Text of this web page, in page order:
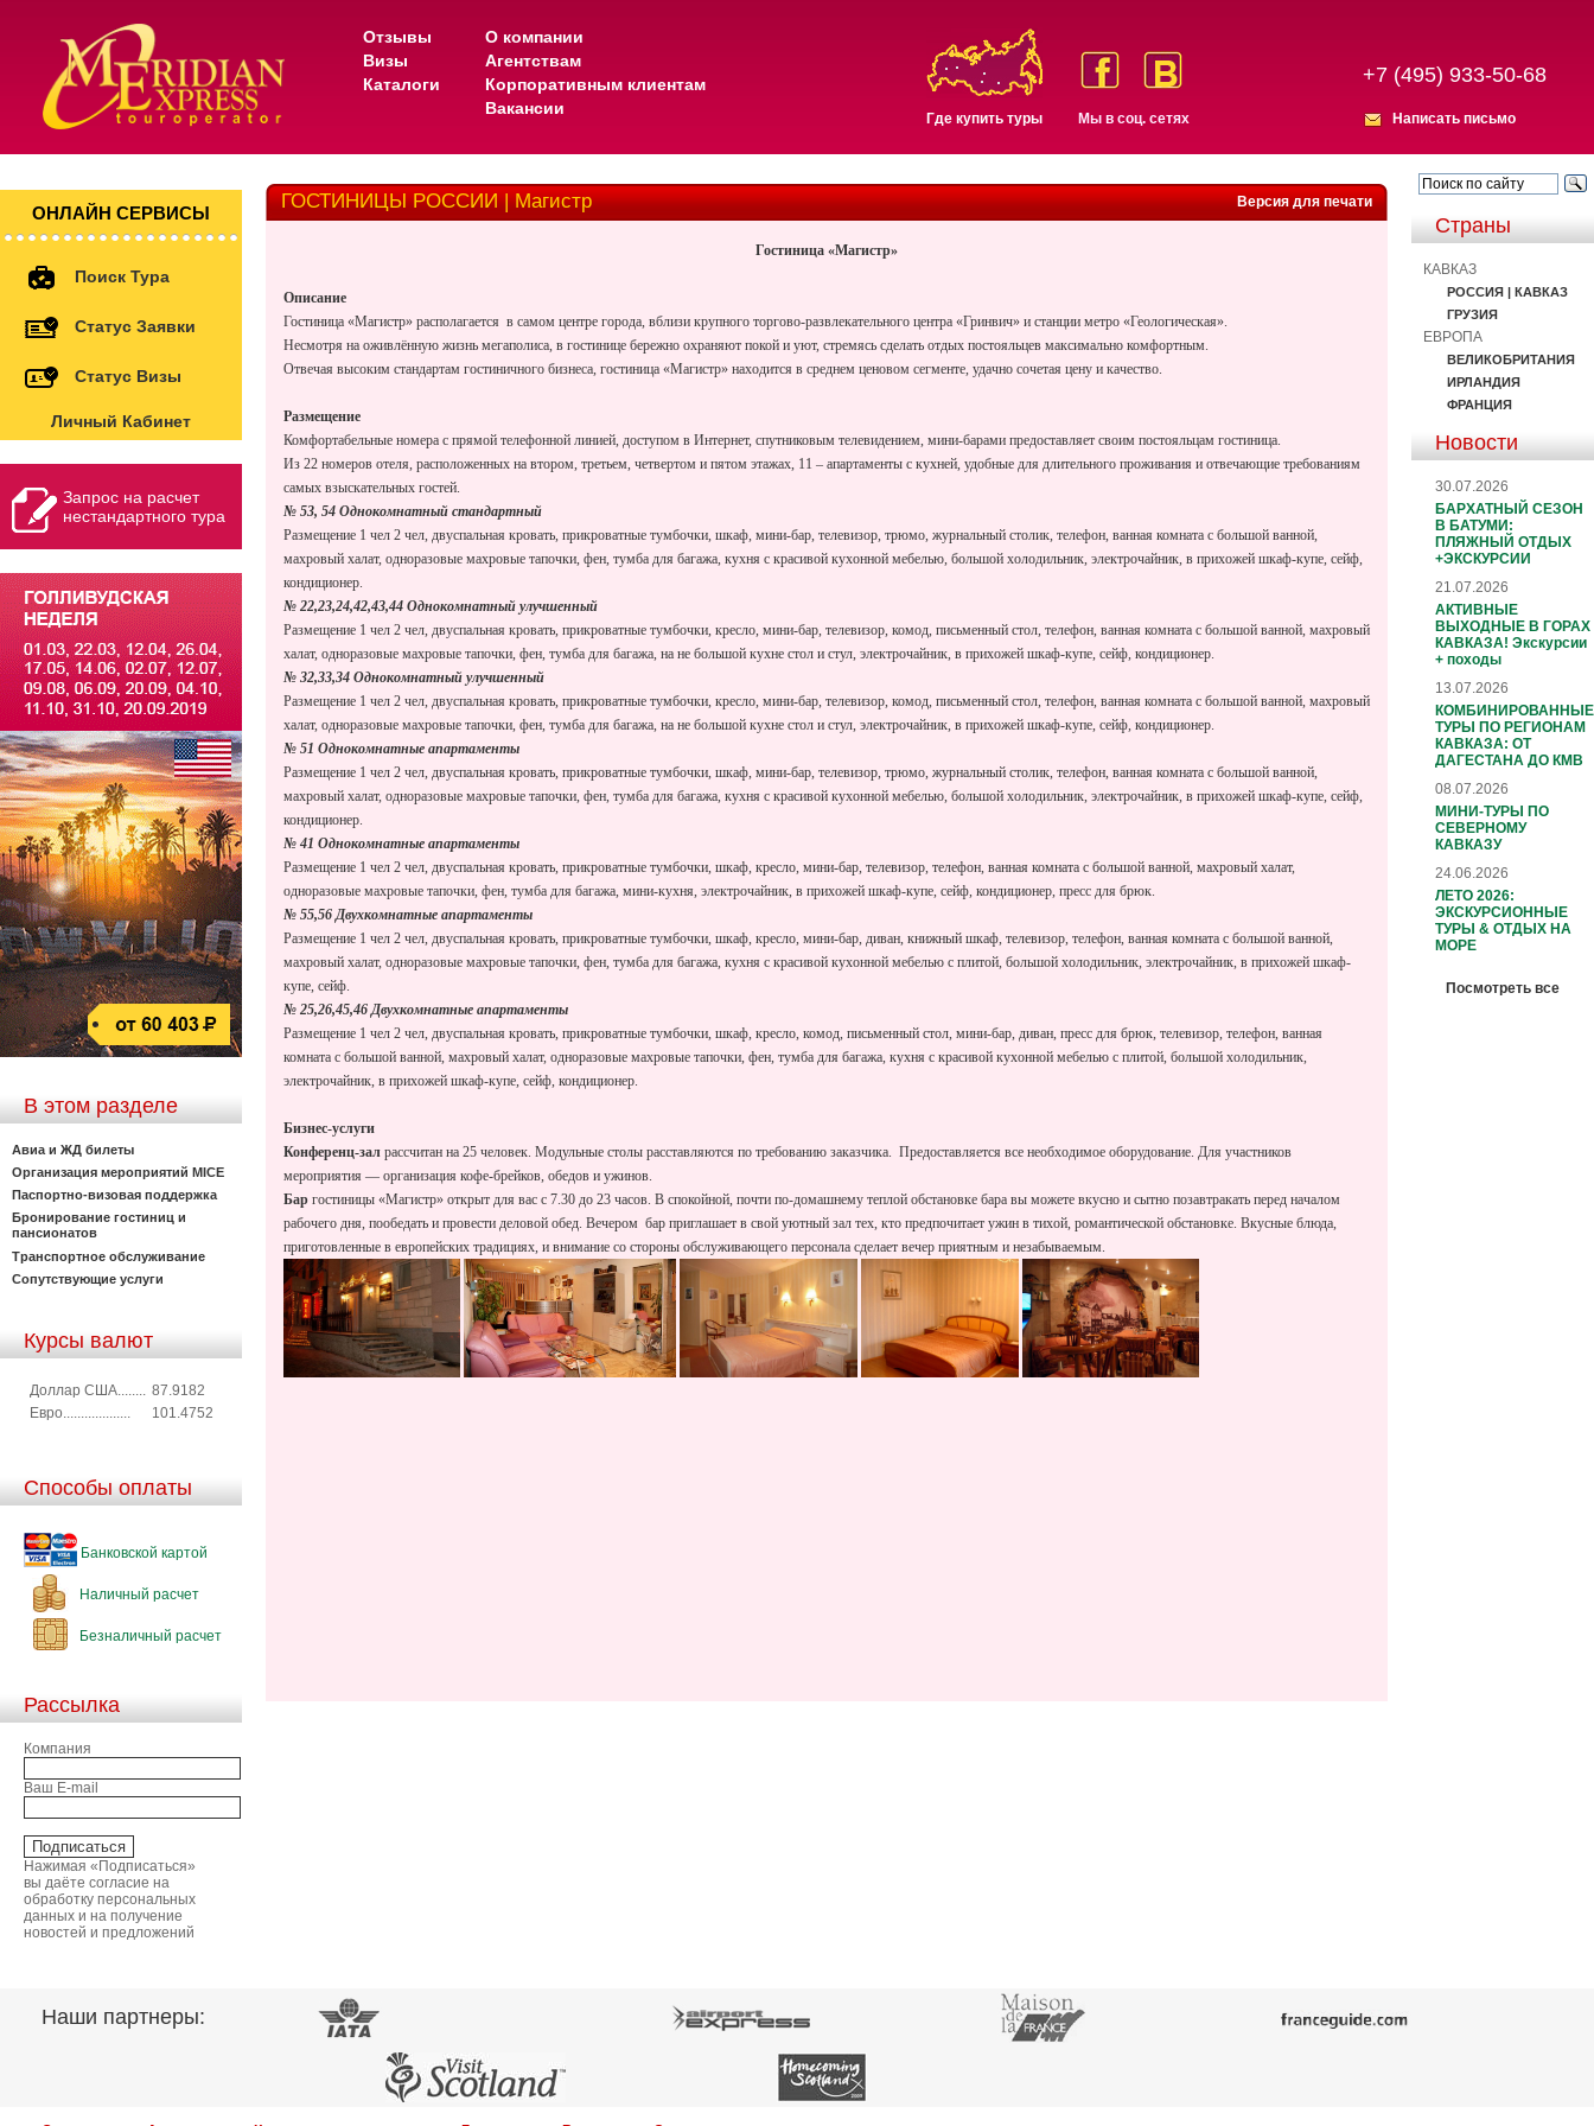
Отзывы
Визы
Каталоги
О компании
Агентствам
Корпоративным клиентам
Вакансии
Где купить туры Мы в соц. сетях
+7 (495) 933-50-68
Написать письмо
ОНЛАЙН СЕРВИСЫ
Поиск Тура
Статус Заявки
Статус Визы
Личный Кабинет
Запрос на расчет
нестандартного тура
В этом разделе
Авиа и ЖД билеты
Организация мероприятий MICE
Паспортно-визовая поддержка
Бронирование гостиниц и
пансионатов
Транспортное обслуживание
Сопутствующие услуги
Курсы валют
Доллар США........ 87.9182
Евро...................
101.4752
Способы оплаты
Банковской картой
Наличный расчет
Безналичный расчет
Рассылка
Компания
Ваш E-mail
Нажимая «Подписаться»
вы даёте согласие на
обработку персональных
данных и на получение
новостей и предложений
Версия для печати
ГОСТИНИЦЫ РОССИИ | Магистр
Гостиница «Магистр»
Описание
Гостиница «Магистр» располагается в самом центре города, вблизи крупного торгово-развлекательного центра «Гринвич» и станции метро «Геологическая».
Несмотря на оживлённую жизнь мегаполиса, в гостинице бережно охраняют покой и уют, стремясь сделать отдых постояльцев максимально комфортным.
Отвечая высоким стандартам гостиничного бизнеса, гостиница «Магистр» находится в среднем ценовом сегменте, удачно сочетая цену и качество.
Размещение
Комфортабельные номера с прямой телефонной линией, доступом в Интернет, спутниковым телевидением, мини-барами предоставляет своим постояльцам гостиница.
Из 22 номеров отеля, расположенных на втором, третьем, четвертом и пятом этажах, 11 – апартаменты с кухней, удобные для длительного проживания и отвечающие требованиям
самых взыскательных гостей.
№ 53, 54 Однокомнатный стандартный
Размещение 1 чел 2 чел, двуспальная кровать, прикроватные тумбочки, шкаф, мини-бар, телевизор, трюмо, журнальный столик, телефон, ванная комната с большой ванной,
махровый халат, одноразовые махровые тапочки, фен, тумба для багажа, кухня с красивой кухонной мебелью, большой холодильник, электрочайник, в прихожей шкаф-купе, сейф,
кондиционер.
№ 22,23,24,42,43,44 Однокомнатный улучшенный
Размещение 1 чел 2 чел, двуспальная кровать, прикроватные тумбочки, кресло, мини-бар, телевизор, комод, письменный стол, телефон, ванная комната с большой ванной, махровый
халат, одноразовые махровые тапочки, фен, тумба для багажа, на не большой кухне стол и стул, электрочайник, в прихожей шкаф-купе, сейф, кондиционер.
№ 32,33,34 Однокомнатный улучшенный
Размещение 1 чел 2 чел, двуспальная кровать, прикроватные тумбочки, кресло, мини-бар, телевизор, комод, письменный стол, телефон, ванная комната с большой ванной, махровый
халат, одноразовые махровые тапочки, фен, тумба для багажа, на не большой кухне стол и стул, электрочайник, в прихожей шкаф-купе, сейф, кондиционер.
№ 51 Однокомнатные апартаменты
Размещение 1 чел 2 чел, двуспальная кровать, прикроватные тумбочки, шкаф, мини-бар, телевизор, трюмо, журнальный столик, телефон, ванная комната с большой ванной,
махровый халат, одноразовые махровые тапочки, фен, тумба для багажа, кухня с красивой кухонной мебелью, большой холодильник, электрочайник, в прихожей шкаф-купе, сейф,
кондиционер.
№ 41 Однокомнатные апартаменты
Размещение 1 чел 2 чел, двуспальная кровать, прикроватные тумбочки, шкаф, кресло, мини-бар, телевизор, телефон, ванная комната с большой ванной, махровый халат,
одноразовые махровые тапочки, фен, тумба для багажа, мини-кухня, электрочайник, в прихожей шкаф-купе, сейф, кондиционер, пресс для брюк.
№ 55,56 Двухкомнатные апартаменты
Размещение 1 чел 2 чел, двуспальная кровать, прикроватные тумбочки, шкаф, кресло, мини-бар, диван, книжный шкаф, телевизор, телефон, ванная комната с большой ванной,
махровый халат, одноразовые махровые тапочки, фен, тумба для багажа, кухня с красивой кухонной мебелью с плитой, большой холодильник, электрочайник, в прихожей шкаф-
купе, сейф.
№ 25,26,45,46 Двухкомнатные апартаменты
Размещение 1 чел 2 чел, двуспальная кровать, прикроватные тумбочки, шкаф, кресло, комод, письменный стол, мини-бар, диван, пресс для брюк, телевизор, телефон, ванная
комната с большой ванной, махровый халат, одноразовые махровые тапочки, фен, тумба для багажа, кухня с красивой кухонной мебелью с плитой, большой холодильник,
электрочайник, в прихожей шкаф-купе, сейф, кондиционер.
Бизнес-услуги
Конференц-зал рассчитан на 25 человек. Модульные столы расставляются по требованию заказчика. Предоставляется все необходимое оборудование. Для участников
мероприятия — организация кофе-брейков, обедов и ужинов.
Бар гостиницы «Магистр» открыт для вас с 7.30 до 23 часов. В спокойной, почти по-домашнему теплой обстановке бара вы можете вкусно и сытно позавтракать перед началом
рабочего дня, пообедать и провести деловой обед. Вечером бар приглашает в свой уютный зал тех, кто предпочитает ужин в тихой, романтической обстановке. Вкусные блюда,
приготовленные в европейских традициях, и внимание со стороны обслуживающего персонала сделает вечер приятным и незабываемым.
Страны
КАВКАЗ
РОССИЯ | КАВКАЗ
ГРУЗИЯ
ЕВРОПА
ВЕЛИКОБРИТАНИЯ
ИРЛАНДИЯ
ФРАНЦИЯ
Новости
30.07.2026
БАРХАТНЫЙ СЕЗОН
В БАТУМИ:
ПЛЯЖНЫЙ ОТДЫХ
+ЭКСКУРСИИ
21.07.2026
АКТИВНЫЕ
ВЫХОДНЫЕ В ГОРАХ
КАВКАЗА! Экскурсии
+ походы
13.07.2026
КОМБИНИРОВАННЫЕ
ТУРЫ ПО РЕГИОНАМ
КАВКАЗА: ОТ
ДАГЕСТАНА ДО КМВ
08.07.2026
МИНИ-ТУРЫ ПО
СЕВЕРНОМУ
КАВКАЗУ
24.06.2026
ЛЕТО 2026:
ЭКСКУРСИОННЫЕ
ТУРЫ & ОТДЫХ НА
МОРЕ
Посмотреть все
Наши партнеры: